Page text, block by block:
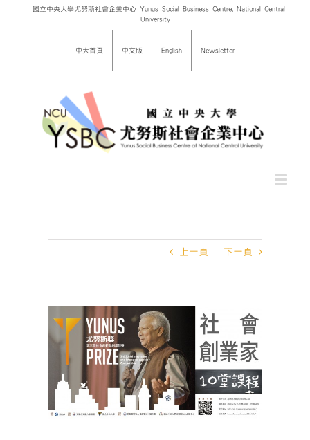
國立中央大學尤努斯社會企業中心 Yunus Social Business Centre, National Central
University
中大首頁 中文版 English Newsletter
上一頁 下一頁
Larger